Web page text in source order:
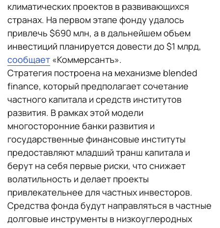
климатических проектов в развивающихся
странах. На первом этапе фонду удалось
привлечь $690 млн, а в дальнейшем объем
инвестиций планируется довести до $1 млрд,
сообщает «Коммерсантъ».
Стратегия построена на механизме blended
finance, который предполагает сочетание
частного капитала и средств институтов
развития. В рамках этой модели
многосторонние банки развития и
государственные финансовые институты
предоставляют младший транш капитала и
берут на себя первые риски, что снижает
волатильность и делает проекты
привлекательнее для частных инвесторов.
Средства фонда будут направляться в частные
долговые инструменты в низкоуглеродных